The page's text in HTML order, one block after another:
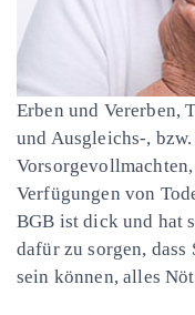
Erben und Vererben,
und Ausgleichs-,
Verfügungen von
BGB ist dick und hat
dafür zu sorgen,
sein können, alles